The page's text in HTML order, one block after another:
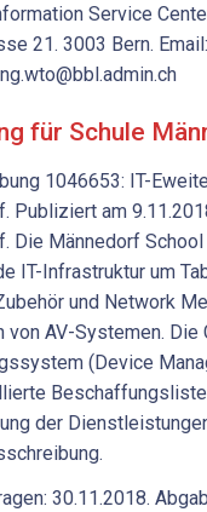
Service
21. 3003 Bern. Email:
für Schule
1046653: IT-
Publiziert am
Die Männedorf
IT-Infrastruktur um
und Network
von AV-Systemen. Die
(Device
der
30.11.2018.